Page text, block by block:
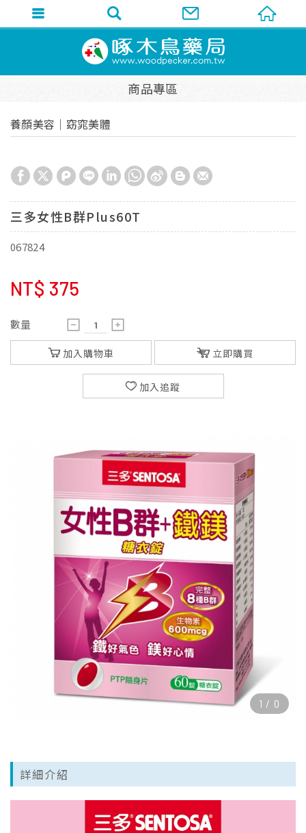
商品專區
養顏美容│窈窕美體
三多女性B群Plus60T
067824
NT$ 375
數量
加入購物車 立即購買
加入追蹤
1 / 0
詳細介紹